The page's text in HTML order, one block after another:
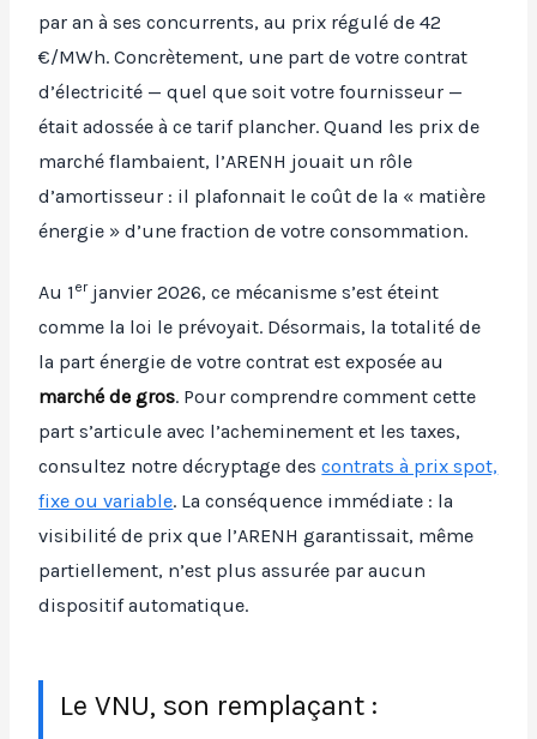
par an à ses concurrents, au prix régulé de 42
€/MWh. Concrètement, une part de votre contrat
d’électricité — quel que soit votre fournisseur —
était adossée à ce tarif plancher. Quand les prix de
marché flambaient, l’ARENH jouait un rôle
d’amortisseur : il plafonnait le coût de la « matière
énergie » d’une fraction de votre consommation.
Au 1 erjanvier 2026, ce mécanisme s’est éteint
comme la loi le prévoyait. Désormais, la totalité de
la part énergie de votre contrat est exposée au
marché de gros. Pour comprendre comment cette
part s’articule avec l’acheminement et les taxes,
consultez notre décryptage descontrats à prix spot,
fixe ou variable. La conséquence immédiate : la
visibilité de prix que l’ARENH garantissait, même
partiellement, n’est plus assurée par aucun
dispositif automatique.
Le VNU, son remplaçant :